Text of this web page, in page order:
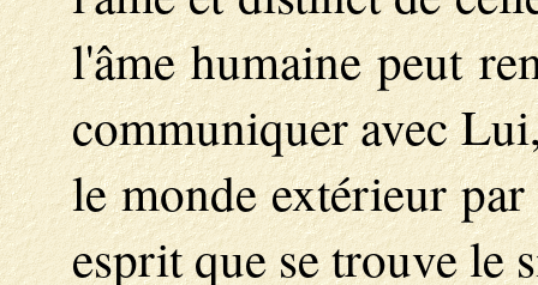
l'âme humaine peut
communiquer avec
le monde extérieur
esprit que se trouve le